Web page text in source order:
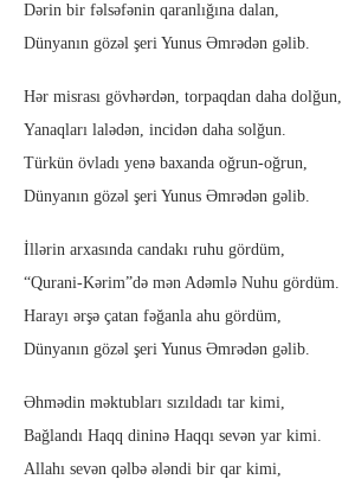
Dərin bir fəlsəfənin qaranlığına dalan,
Dünyanın gözəl şeri Yunus Əmrədən gəlib.
Hər misrası gövhərdən, torpaqdan daha dolğun,
Yanaqları lalədən, incidən daha solğun.
Türkün övladı yenə baxanda oğrun-oğrun,
Dünyanın gözəl şeri Yunus Əmrədən gəlib.
İllərin arxasında candakı ruhu gördüm,
“Qurani-Kərim”də mən Adəmlə Nuhu gördüm.
Harayı ərşə çatan fəğanla ahu gördüm,
Dünyanın gözəl şeri Yunus Əmrədən gəlib.
Əhmədin məktubları sızıldadı tar kimi,
Bağlandı Haqq dininə Haqqı sevən yar kimi.
Allahı sevən qəlbə ələndi bir qar kimi,